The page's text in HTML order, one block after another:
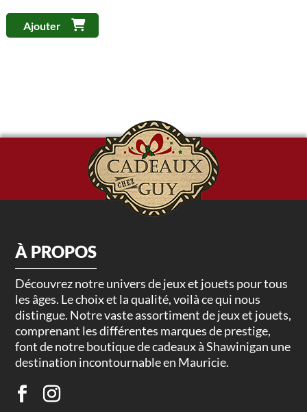
Ajouter
À PROPOS
Découvrez notre univers de jeux et jouets pour tous
les âges. Le choix et la qualité, voilà ce qui nous
distingue. Notre vaste assortiment de jeux et jouets,
comprenant les différentes marques de prestige,
font de notre boutique de cadeaux à Shawinigan une
destination incontournable en Mauricie.